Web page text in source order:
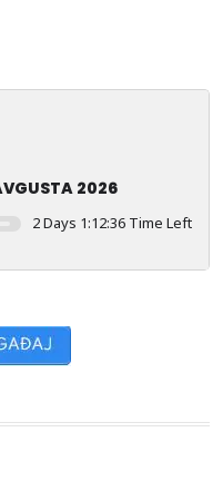
2026
2 Days 1:12:35 Time Left